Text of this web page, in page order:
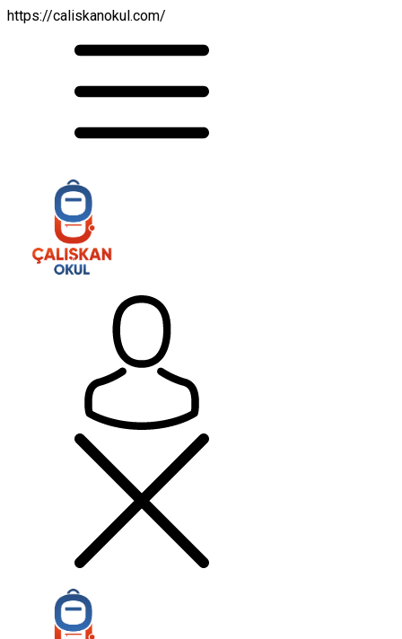
https://caliskanokul.com/